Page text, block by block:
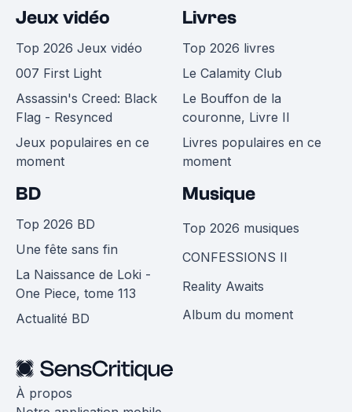
Jeux vidéo
Top 2026 Jeux vidéo
007 First Light
Assassin's Creed: Black
Flag - Resynced
Jeux populaires en ce
moment
Livres
Top 2026 livres
Le Calamity Club
Le Bouffon de la
couronne, Livre II
Livres populaires en ce
moment
BD
Top 2026 BD
Une fête sans fin
La Naissance de Loki -
One Piece, tome 113
Actualité BD
Musique
Top 2026 musiques
CONFESSIONS II
Reality Awaits
Album du moment
À propos